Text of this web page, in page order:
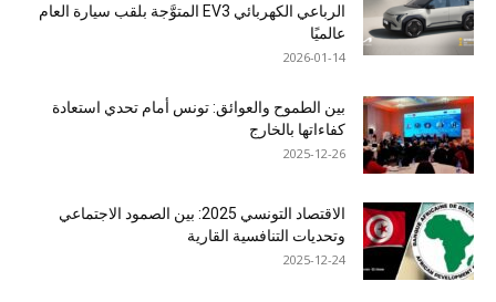
الرباعي الكهربائي EV3 المتوَّجة بلقب سيارة العام
عالميًا
2026-01-14
بين الطموح والعوائق: تونس أمام تحدي استعادة
كفاءاتها بالخارج
2025-12-26
الاقتصاد التونسي 2025: بين الصمود الاجتماعي
وتحديات التنافسية القارية
2025-12-24